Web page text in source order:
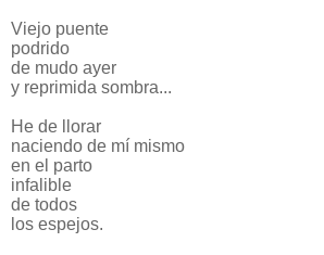
Viejo puente
podrido
de mudo ayer
y reprimida sombra...
He de llorar
naciendo de mí mismo
en el parto
infalible
de todos
los espejos.